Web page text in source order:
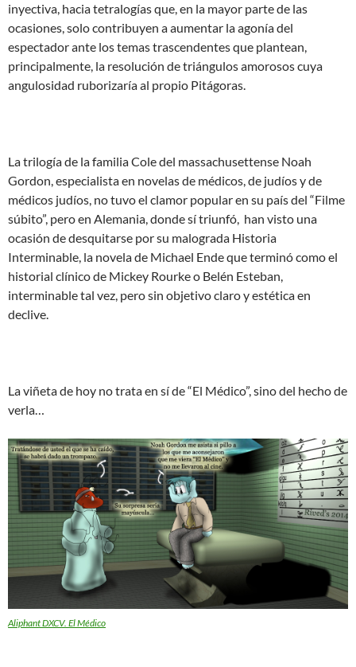
inyectiva, hacia tetralogías que, en la mayor parte de las
ocasiones, solo contribuyen a aumentar la agonía del
espectador ante los temas trascendentes que plantean,
principalmente, la resolución de triángulos amorosos cuya
angulosidad ruborizaría al propio Pitágoras.
La trilogía de la familia Cole del massachusettense Noah
Gordon, especialista en novelas de médicos, de judíos y de
médicos judíos, no tuvo el clamor popular en su país del “Filme
súbito”, pero en Alemania, donde sí triunfó, han visto una
ocasión de desquitarse por su malograda Historia
Interminable, la novela de Michael Ende que terminó como el
historial clínico de Mickey Rourke o Belén Esteban,
interminable tal vez, pero sin objetivo claro y estética en
declive.
La viñeta de hoy no trata en sí de “El Médico”, sino del hecho de
verla…
Aliphant DXCV. El Médico